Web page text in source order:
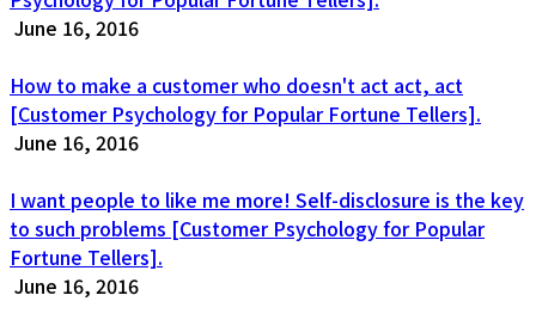
June 16, 2016
How to make a customer who doesn't act act, act
[Customer Psychology for Popular Fortune Tellers].
June 16, 2016
I want people to like me more! Self-disclosure is the key
to such problems [Customer Psychology for Popular
Fortune Tellers].
June 16, 2016